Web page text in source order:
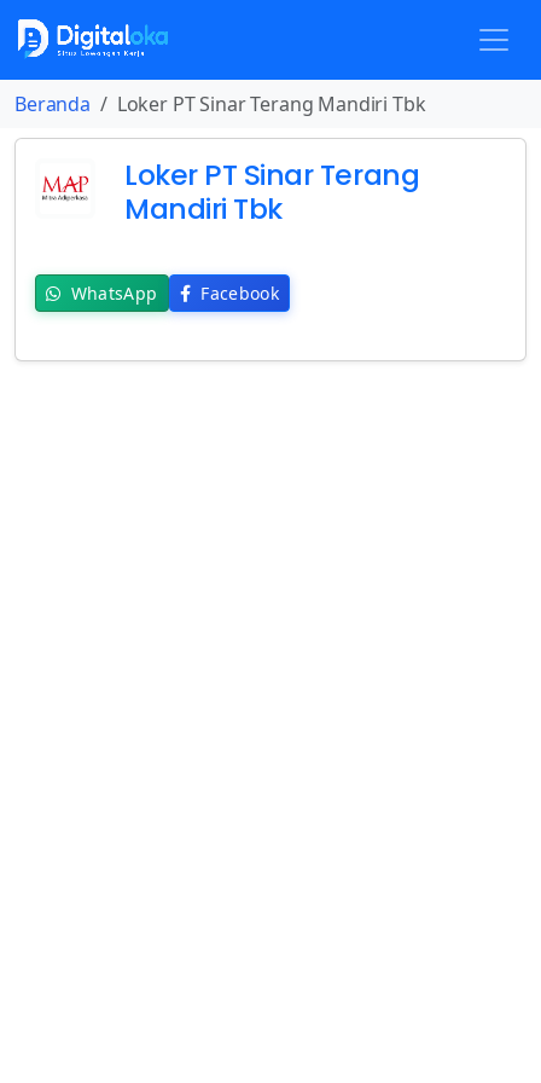
Beranda Loker PT Sinar Terang Mandiri Tbk
Loker PT Sinar Terang
Mandiri Tbk
WhatsApp Facebook